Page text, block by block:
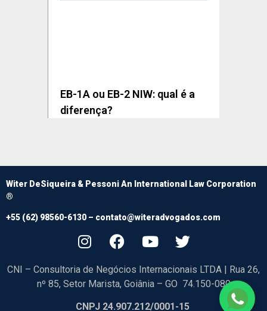
EB-1A ou EB-2 NIW: qual é a
diferença?
Witer DeSiqueira & Pessoni An International Law Corporation
®
+55 (62) 98560-6130 – contato@witeradvogados.com
CNI – Consultoria de Negócios Internacionais LTDA | Rua 26,
nº 85, Setor Marista, Goiânia – GO 74.150-080
CNPJ 24.907.212/0001-15